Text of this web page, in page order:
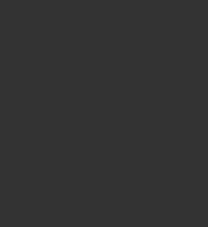
THE HARPER CARYALL